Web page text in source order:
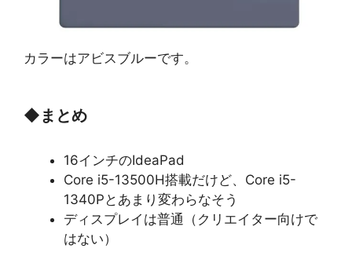
カラーはアビスブルーです。
◆ まとめ
16インチのIdeaPad
Core i5-13500H搭載だけど、Core i5-
1340Pとあまり変わらなそう
ディスプレイは普通（クリエイター向けで
はない）